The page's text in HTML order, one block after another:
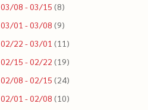
03/08 - 03/15 (8)
03/01 - 03/08 (9)
02/22 - 03/01 (11)
02/15 - 02/22 (19)
02/08 - 02/15 (24)
02/01 - 02/08 (10)